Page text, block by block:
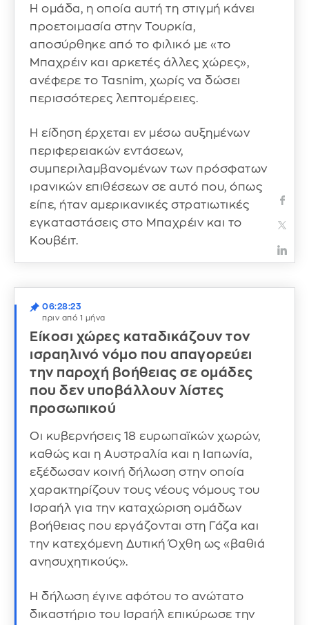
Η ομάδα, η οποία αυτή τη στιγμή κάνει
προετοιμασία στην Τουρκία,
αποσύρθηκε από το φιλικό με «το
Μπαχρέιν και αρκετές άλλες χώρες»,
ανέφερε το Tasnim, χωρίς να δώσει
περισσότερες λεπτομέρειες.
Η είδηση έρχεται εν μέσω αυξημένων
περιφερειακών εντάσεων,
συμπεριλαμβανομένων των πρόσφατων
ιρανικών επιθέσεων σε αυτό που, όπως
είπε, ήταν αμερικανικές στρατιωτικές
εγκαταστάσεις στο Μπαχρέιν και το
Κουβέιτ.
06:28:23
πριν από 1 μήνα
Είκοσι χώρες καταδικάζουν τον
ισραηλινό νόμο που απαγορεύει
την παροχή βοήθειας σε ομάδες
που δεν υποβάλλουν λίστες
προσωπικού
Οι κυβερνήσεις 18 ευρωπαϊκών χωρών,
καθώς και η Αυστραλία και η Ιαπωνία,
εξέδωσαν κοινή δήλωση στην οποία
χαρακτηρίζουν τους νέους νόμους του
Ισραήλ για την καταχώριση ομάδων
βοήθειας που εργάζονται στη Γάζα και
την κατεχόμενη Δυτική Όχθη ως «βαθιά
ανησυχητικούς».
Η δήλωση έγινε αφότου το ανώτατο
δικαστήριο του Ισραήλ επικύρωσε την